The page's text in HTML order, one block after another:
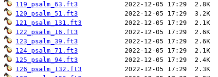
119_psalm_63.ft3
120_psalm_51.ft3
121_psalm_131.ft3
122_psalm_16.ft3
123_psalm_39.ft3
124_psalm_71.ft3
125_psalm_94.ft3
126_psalm_132.ft3